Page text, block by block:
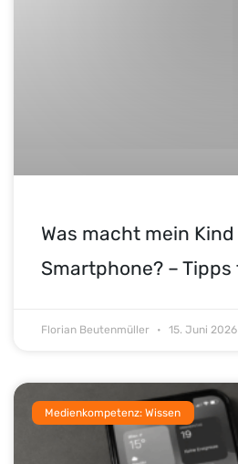
Was macht mein Kind
Smartphone? –
Florian Beutenmüller 15. Juni 2026
Medienkompetenz: Wissen